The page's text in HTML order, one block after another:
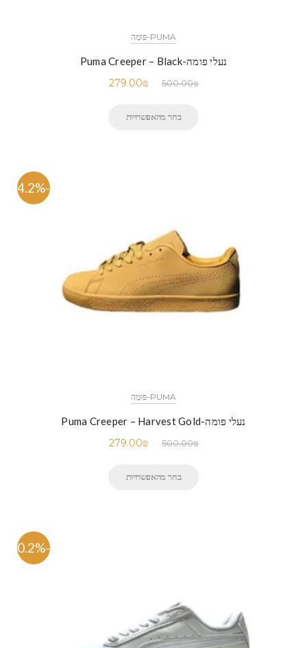
PUMA-פּוּמָה
נעלי פומה-Puma Creeper – Black
500.00₪
279.00₪
בחר מהאפשרויות
-44.2%
PUMA-פּוּמָה
נעלי פומה-Puma Creeper – Harvest Gold
500.00₪
279.00₪
בחר מהאפשרויות
-40.2%